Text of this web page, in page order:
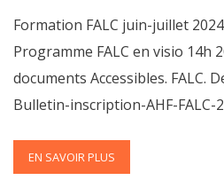
Formation FALC juin-juillet
Programme FALC en visio 14h
documents Accessibles. FALC.
Bulletin-inscription-AHF-FALC-
EN SAVOIR PLUS